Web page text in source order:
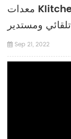
معدات KIitchen، 30 قطعة، مقسم عجين شبه
تلقائي ومستدير
Sep 21, 2022